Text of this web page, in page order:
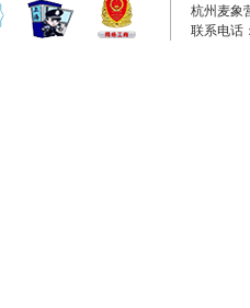
杭州麦象
联系电话